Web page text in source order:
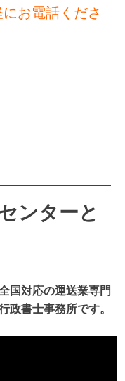
お電話くださ
ンターと
国対応の運送業専門
政書士事務所です。